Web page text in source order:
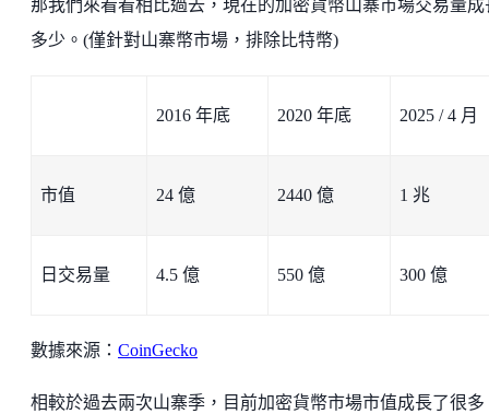
那我們來看看相比過去，現在的加密貨幣山寨市場交易量成
多少。(僅針對山寨幣市場，排除比特幣)
2016 年底 2020 年底 2025 / 4 月
市值 24 億 2440 億 1 兆
日交易量 4.5 億 550 億 300 億
數據來源： CoinGecko
相較於過去兩次山寨季，目前加密貨幣市場市值成長了很多